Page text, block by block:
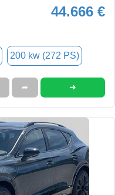
44.666 €
200 kw (272 PS)
➦ ➜